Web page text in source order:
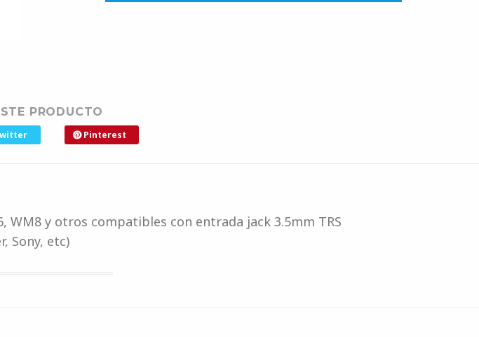
PRODUCTO
Pinterest
y otros compatibles con entrada jack 3.5mm TRS
Sony, etc)